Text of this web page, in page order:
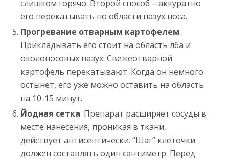
слишком горячо. Второй способ – аккуратно
его перекатывать по области пазух носа.
Прогревание отварным картофелем.
Прикладывать его стоит на область лба и
околоносовых пазух. Свежеотварной
картофель перекатывают. Когда он немного
остынет, его уже можно оставить на область
на 10-15 минут.
Йодная сетка. Препарат расширяет сосуды в
месте нанесения, проникая в ткани,
действует антисептически. “Шаг” клеточки
должен составлять один сантиметр. Перед